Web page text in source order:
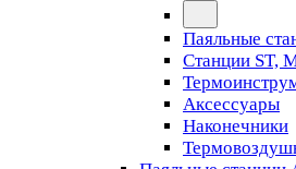
Паяльные
Станции ST,
Аксессуары
Наконечники